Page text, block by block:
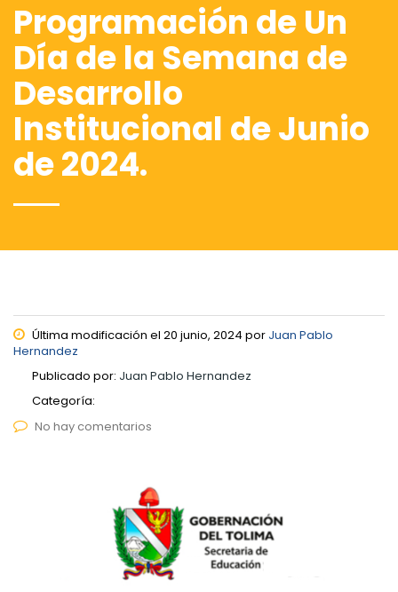
Programación de Un
Día de la Semana de
Desarrollo
Institucional de Junio
de 2024.
Última modificación el 20 junio, 2024 por Juan Pablo
Hernandez
Publicado por: Juan Pablo Hernandez
Categoría:
No hay comentarios